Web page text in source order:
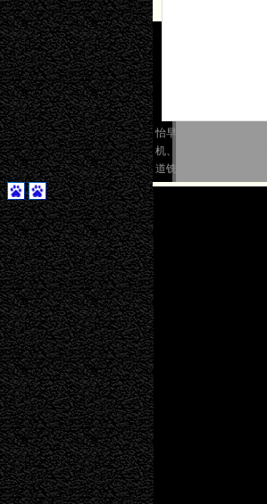
怡早机电技术开发有限
机、W50及W35DC隆
道铣刨施工；水泥路面